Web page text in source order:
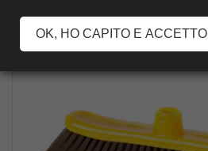
OK, HO CAPITO E ACCETTO